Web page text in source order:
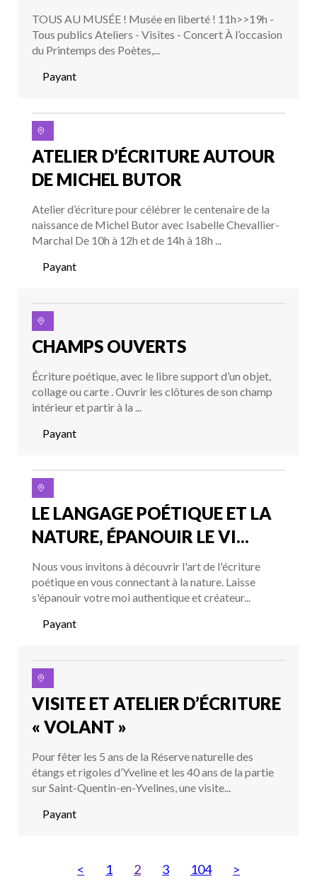
TOUS AU MUSÉE ! Musée en liberté ! 11h>>19h -
Tous publics Ateliers - Visites - Concert À l’occasion
du Printemps des Poètes,...
Payant
ATELIER D’ÉCRITURE AUTOUR
DE MICHEL BUTOR
Atelier d’écriture pour célébrer le centenaire de la
naissance de Michel Butor avec Isabelle Chevallier-
Marchal De 10h à 12h et de 14h à 18h ...
Payant
CHAMPS OUVERTS
Écriture poétique, avec le libre support d’un objet,
collage ou carte . Ouvrir les clôtures de son champ
intérieur et partir à la ...
Payant
LE LANGAGE POÉTIQUE ET LA
NATURE, ÉPANOUIR LE VI...
Nous vous invitons à découvrir l'art de l'écriture
poétique en vous connectant à la nature. Laisse
s'épanouir votre moi authentique et créateur...
Payant
VISITE ET ATELIER D’ÉCRITURE
« VOLANT »
Pour fêter les 5 ans de la Réserve naturelle des
étangs et rigoles d’Yveline et les 40 ans de la partie
sur Saint-Quentin-en-Yvelines, une visite...
Payant
< 1 2 3 104 >